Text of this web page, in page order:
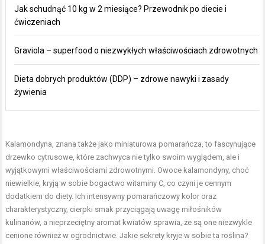
Jak schudnąć 10 kg w 2 miesiące? Przewodnik po diecie i
ćwiczeniach
Graviola – superfood o niezwykłych właściwościach zdrowotnych
Dieta dobrych produktów (DDP) – zdrowe nawyki i zasady
żywienia
Kalamondyna, znana także jako miniaturowa pomarańcza, to fascynujące
drzewko cytrusowe, które zachwyca nie tylko swoim wyglądem, ale i
wyjątkowymi właściwościami zdrowotnymi. Owoce kalamondyny, choć
niewielkie, kryją w sobie bogactwo witaminy C, co czyni je cennym
dodatkiem do diety. Ich intensywny pomarańczowy kolor oraz
charakterystyczny, cierpki smak przyciągają uwagę miłośników
kulinariów, a nieprzeciętny aromat kwiatów sprawia, że są one niezwykle
cenione również w ogrodnictwie. Jakie sekrety kryje w sobie ta roślina?